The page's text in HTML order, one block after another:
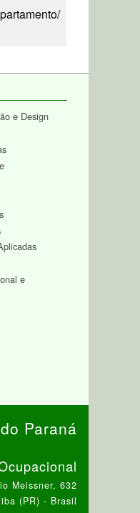
e Design
e
Paraná
Meissner, 632
(PR) - Brasil